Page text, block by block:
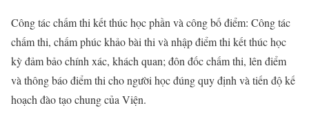
Công tác chấm thi kết thúc học phần và công bố điểm: Công tác
chấm thi, chấm phúc khảo bài thi và nhập điểm thi kết thúc học
kỳ đảm bảo chính xác, khách quan; đôn đốc chấm thi, lên điểm
và thông báo điểm thi cho người học đúng quy định và tiến độ kế
hoạch đào tạo chung của Viện.